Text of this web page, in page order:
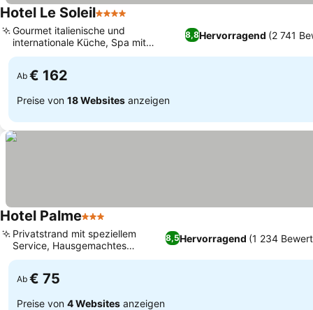
Hotel Le Soleil4 Sterne
8,8Hervorragend (2 741
Gourmet italienische und
internationale Küche, Spa mit
Panoramablick auf das Meer
Ab € 162
Preise von 18 Websites anzeigen
Hotel Palme3 Sterne
8,5Hervorragend (1 234
Privatstrand mit speziellem
Service, Hausgemachtes
Frühstücksbuffet
Ab € 75
Preise von 4 Websites anzeigen